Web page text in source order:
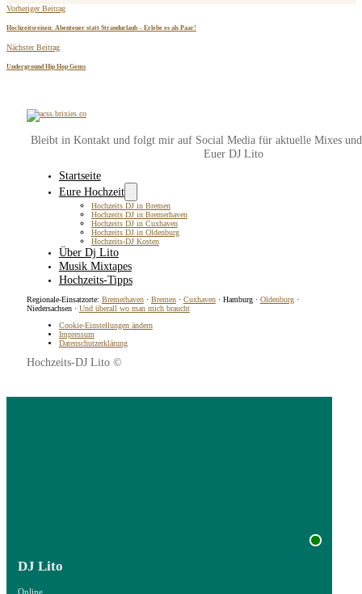
Vorheriger Beitrag
Hochzeitsreisen: Abenteuer statt Strandurlaub – Erlebe es als Paar!
Nächster Beitrag
Underground Hip Hop Gems
Bleibt in Kontakt und folgt mir auf Social Media für aktuelle Mixes
Euer DJ Lito
Startseite
Eure Hochzeit
Hochzeits DJ in Bremen
Hochzeits DJ in Bremerhaven
Hochzeits DJ in Cuxhaven
Hochzeits DJ in Oldenburg
Hochzeits-DJ Kosten
Über Dj Lito
Musik Mixtapes
Hochzeits-Tipps
Regionale-Einsatzorte: Bremerhaven· Bremen· Cuxhaven· Hamburg · Oldenburg·
Niedersachsen · Und überall wo man mich braucht
Cookie-Einstellungen ändern
Impressum
Datenschutzerklärung
Hochzeits-DJ Lito ©
DJ Lito
Online